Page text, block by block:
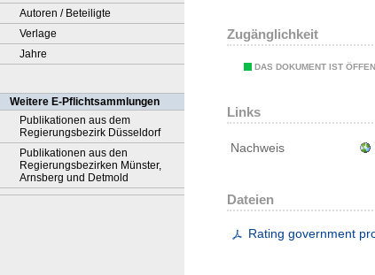
Autoren / Beteiligte
Verlage
Jahre
Weitere E-Pflichtsammlungen
Publikationen aus dem
Regierungsbezirk Düsseldorf
Publikationen aus den
Regierungsbezirken Münster,
Arnsberg und Detmold
Zugänglichkeit
DAS DOKUMENT IST
Links
Nachweis
Dateien
Rating government